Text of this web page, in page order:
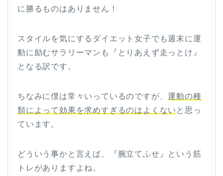
に勝るものはありません！
スタイルを気にするダイエット女子でも週末に運
動に励むサラリーマンも『とりあえず走っとけ』
となる訳です。
ちなみに僕は常々いっているのですが、運動の種
類によって効果を求めすぎるのはよくない と思っ
ています。
どういう事かと言えば、『腕立てふせ』という筋
トレがありますよね。